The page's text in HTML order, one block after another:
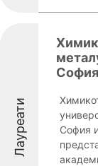
Лауреати
София